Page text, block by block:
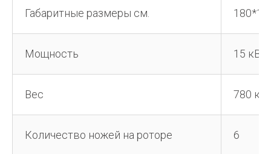
Габаритные размеры см.
Мощность 15 кВт.
Вес 780 кг.
Количество ножей на роторе 6